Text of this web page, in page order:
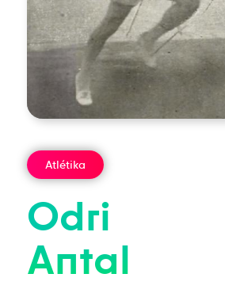
Atlétika
Odri
Antal